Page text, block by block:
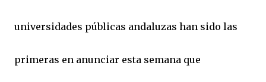
universidades públicas andaluzas han sido las
primeras en anunciar esta semana que